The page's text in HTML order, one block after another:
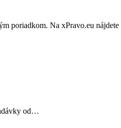
poriadkom. Na xPravo.eu
od…